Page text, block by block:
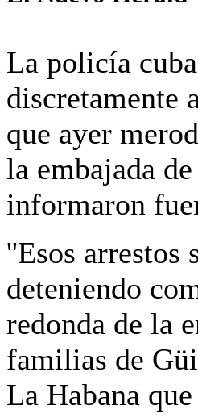
La policía
discretamente
que ayer
la embajada
informaron
''Esos arrestos
deteniendo
redonda de la
familias de
La Habana